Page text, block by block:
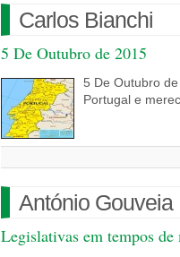
Carlos Bianchi
5 De Outubro de 2015
5 De Outubro
Portugal e
António Gouveia
Legislativas em tempos de